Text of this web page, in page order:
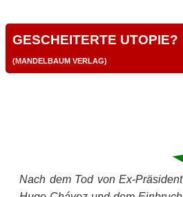
GESCHEITERTE UTOPIE?
(MANDELBAUM VERLAG)
Nach dem Tod von Ex-Präsident